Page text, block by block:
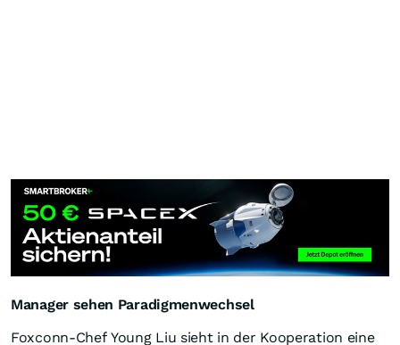
Manager sehen Paradigmenwechsel
Foxconn-Chef Young Liu sieht in der Kooperation eine